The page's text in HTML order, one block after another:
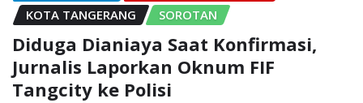
KOTA TANGERANG
SOROTAN
Diduga Dianiaya Saat Konfirmasi,
Jurnalis Laporkan Oknum FIF
Tangcity ke Polisi